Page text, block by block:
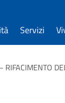
Servizi